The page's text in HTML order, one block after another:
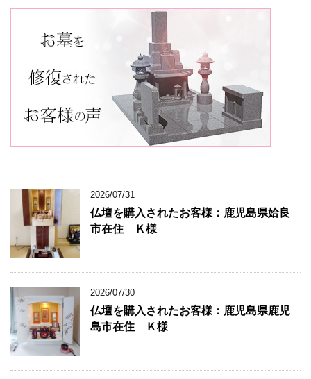
2026/07/31
仏壇を購入されたお客様：鹿児島県姶良
市在住 Ｋ様
2026/07/30
仏壇を購入されたお客様：鹿児島県鹿児
島市在住 Ｋ様